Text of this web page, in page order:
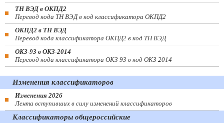
ТН ВЭД в ОКПД2
Перевод кода ТН ВЭД в код классификатора ОКПД2
ОКПД2 в ТН ВЭД
Перевод кода классификатора ОКПД2 в код ТН ВЭД
ОКЗ-93 в ОКЗ-2014
Перевод кода классификатора ОКЗ-93 в код ОКЗ-2014
Изменения классификаторов
Изменения 2026
Лента вступивших в силу изменений классификаторов
Классификаторы общероссийские